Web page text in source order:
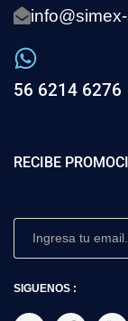
56 6214 6276
RECIBE
SIGUENOS :